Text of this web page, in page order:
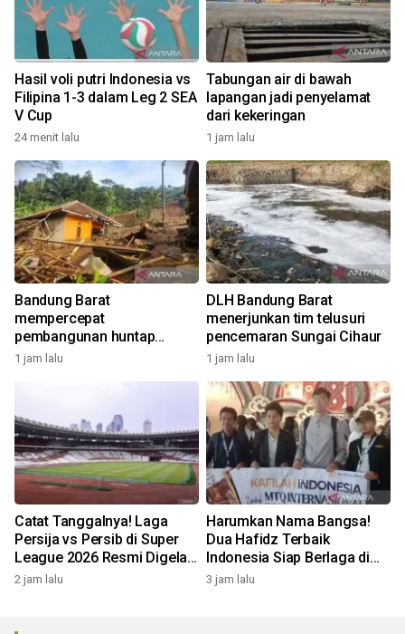
Hasil voli putri Indonesia vs
Filipina 1-3 dalam Leg 2 SEA
V Cup
24 menit lalu
Tabungan air di bawah
lapangan jadi penyelamat
dari kekeringan
1 jam lalu
Bandung Barat
mempercepat
pembangunan huntap
korban longsor Cipongkor
1 jam lalu
DLH Bandung Barat
menerjunkan tim telusuri
pencemaran Sungai Cihaur
1 jam lalu
Catat Tanggalnya! Laga
Persija vs Persib di Super
League 2026 Resmi Digelar
di GBK
2 jam lalu
Harumkan Nama Bangsa!
Dua Hafidz Terbaik
Indonesia Siap Berlaga di
MTQ Internasional Maroko
3 jam lalu